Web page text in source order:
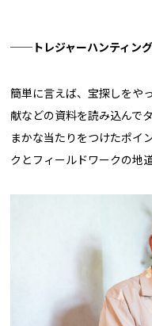
──トレジャーハンティン
簡単に言えば、宝探しをや
献などの資料を読み込んで
まかな当たりをつけたポイ
クとフィールドワークの地